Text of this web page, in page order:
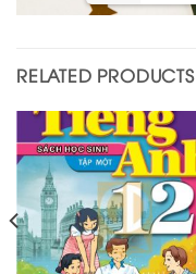
RELATED PRODUCTS